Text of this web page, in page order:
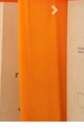
Next